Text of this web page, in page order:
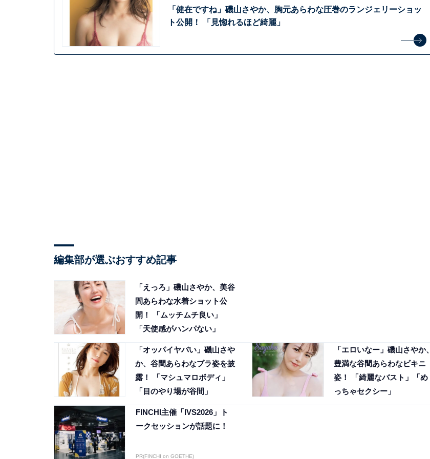
「健在ですね」磯山さやか、胸元あらわな圧巻のランジェリーショッ
ト公開！ 「見惚れるほど綺麗」
編集部が選ぶおすすめ記事
「えっろ」磯山さやか、美谷
間あらわな水着ショット公
開！ 「ムッチムチ良い」
「天使感がハンパない」
「オッパイヤバい」磯山さや
か、谷間あらわなブラ姿を披
露！ 「マシュマロボディ」
「目のやり場が谷間」
「エロいなー」磯山さやか、
豊満な谷間あらわなビキニ
姿！ 「綺麗なバスト」「め
っちゃセクシー」
FINCHI主催「IVS2026」ト
ークセッションが話題に！
PR(FINCHI on GOETHE)